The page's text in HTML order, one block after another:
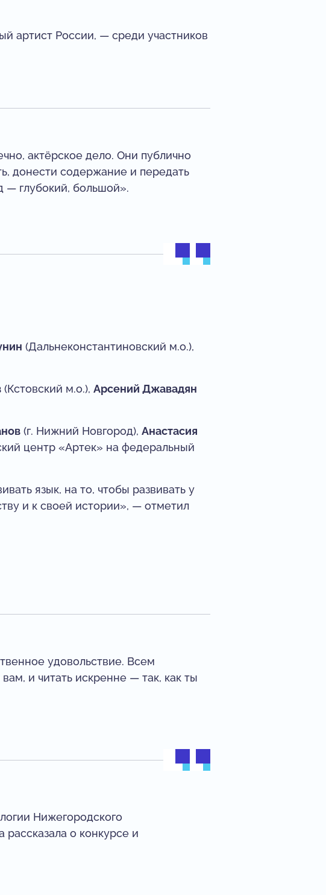
артист России, — среди участников
актёрское дело. Они публично
донести содержание и передать
— глубокий, большой».
(Дальнеконстантиновский м.о.),
(Кстовский м.о.), Арсений Джавадян
(г. Нижний Новгород), Анастасия
центр «Артек» на федеральный
язык, на то, чтобы развивать у
и к своей истории», — отметил
удовольствие. Всем
и читать искренне — так, как ты
Нижегородского
рассказала о конкурсе и